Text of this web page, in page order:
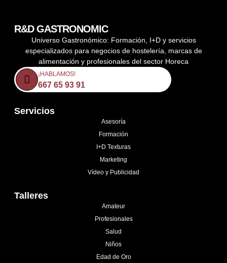
R&D GASTRONOMIC
Universo Gastronómico: Formación, I+D y servicios
especializados para negocios de hostelería, marcas de
alimentación y profesionales del sector Horeca
¡HABLAMOS!
667 65 93 91
Servicios
Asesoría
Formación
I+D Texturas
Marketing
Vídeo y Publicidad
Talleres
Amateur
Profesionales
Salud
Niños
Edad de Oro